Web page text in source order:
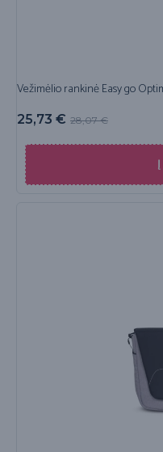
Vežimėlio rankinė Easy go
28,07€
25,73 €